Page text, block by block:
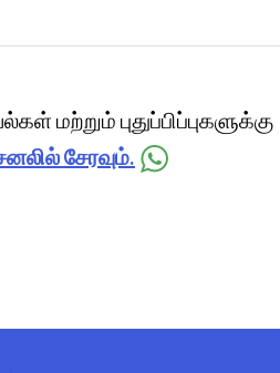
மற்றும் புதுப்பிப்புகளுக்கு
சேரவும்.